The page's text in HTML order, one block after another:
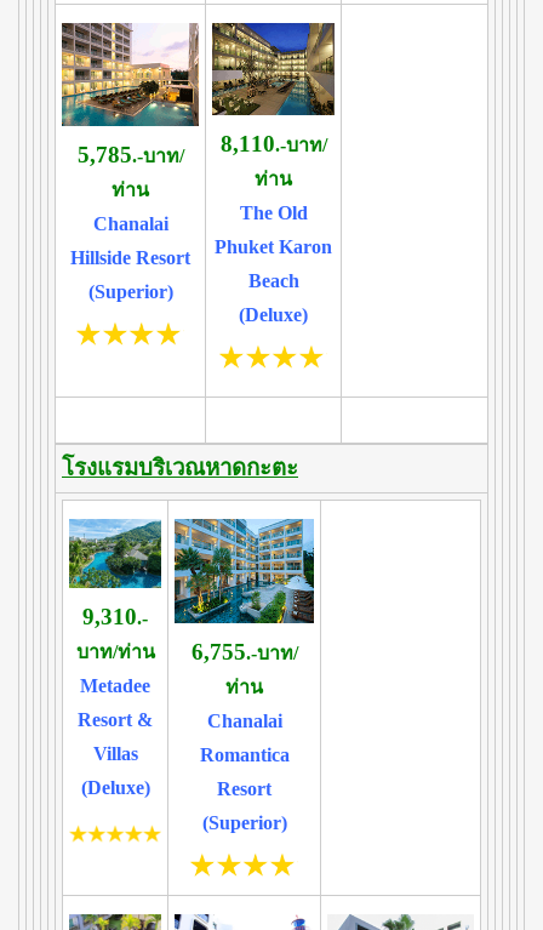
5,785.-บาท/
ท่าน
Chanalai
Hillside Resort
(Superior)
8,110.-บาท/
ท่าน
The Old
Phuket Karon
Beach
(Deluxe)
โรงแรมบริเวณหาดกะตะ
9,310.-
บาท/ท่าน
Metadee
Resort &
Villas
(Deluxe)
6,755.-บาท/
ท่าน
Chanalai
Romantica
Resort
(Superior)